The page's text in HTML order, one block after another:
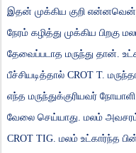
இதன் முக்கிய குறி
நேரம் கழித்து முக்கிய பிறகு
தேவைப்படாத மருந்து தான்.
பீச்சியடித்தால் CROT T.
எந்த மருந்துக்குரியவர் நோயாளி
வேலை செய்யாது. மலம்
CROT TIG. மலம் உட்கார்ந்த